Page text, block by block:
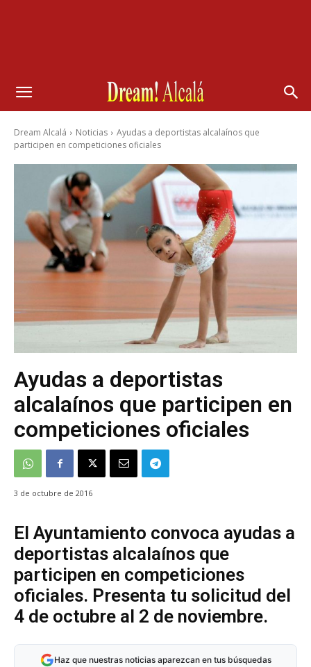
Dream Alcalá Noticias
Ayudas a deportistas alcalaínos que
participen en competiciones oficiales
Ayudas a deportistas
alcalaínos que participen en
competiciones oficiales
3 de octubre de 2016
El Ayuntamiento convoca ayudas a
deportistas alcalaínos que
participen en competiciones
oficiales. Presenta tu solicitud del
4 de octubre al 2 de noviembre.
Haz que nuestras noticias aparezcan en tus búsquedas